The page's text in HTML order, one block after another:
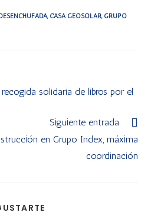
, CASA GEOSOLAR, GRUPO
solidaria de libros por el
Siguiente entrada
en Grupo Index, máxima
coordinación